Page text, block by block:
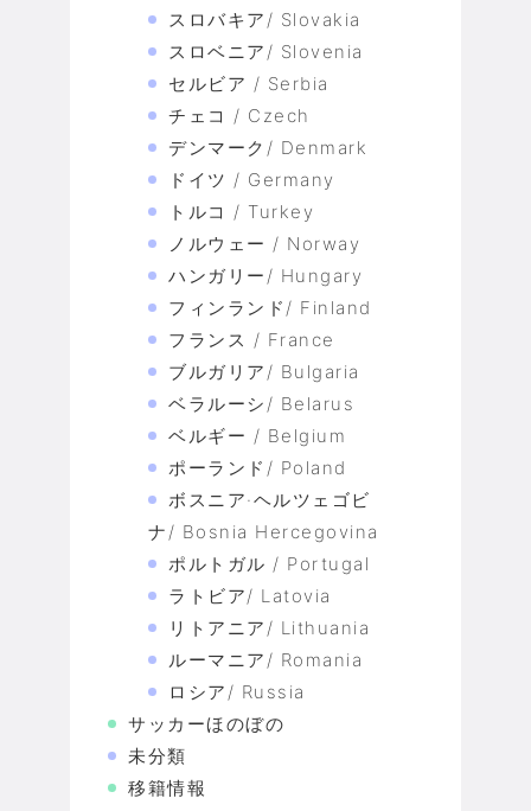
スロバキア/ Slovakia
スロベニア/ Slovenia
セルビア / Serbia
チェコ / Czech
デンマーク/ Denmark
ドイツ / Germany
トルコ / Turkey
ノルウェー / Norway
ハンガリー/ Hungary
フィンランド/ Finland
フランス / France
ブルガリア/ Bulgaria
ベラルーシ/ Belarus
ベルギー / Belgium
ポーランド/ Poland
ボスニア·ヘルツェゴビ
ナ/ Bosnia Hercegovina
ポルトガル / Portugal
ラトビア/ Latovia
リトアニア/ Lithuania
ルーマニア/ Romania
ロシア/ Russia
サッカーほのぼの
未分類
移籍情報